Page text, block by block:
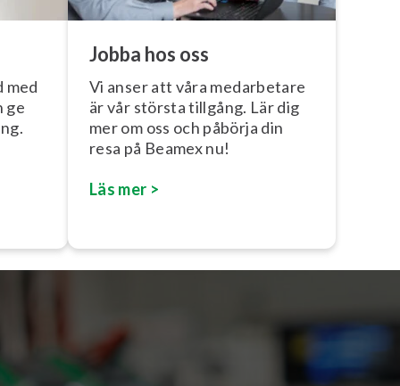
med
ge
Jobba hos oss
Vi anser att våra medarbetare
är vår största tillgång. Lär dig
mer om oss och påbörja din
resa på Beamex nu!
Läs mer >